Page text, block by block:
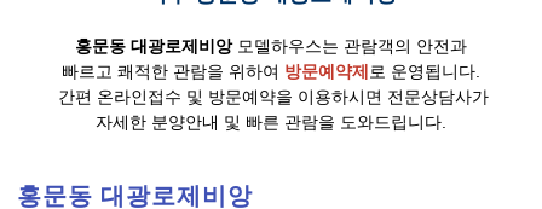
홍문동 대광로제비앙모델하우스는 관람객의 안전과
빠르고 쾌적한 관람을 위하여 방문예약제 로 운영됩니다.
간편 온라인접수 및 방문예약을 이용하시면 전문상담사가
자세한 분양안내 및 빠른 관람을 도와드립니다.
홍문동 대광로제비앙